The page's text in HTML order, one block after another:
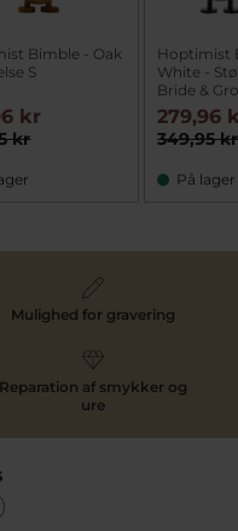
Bimble - Oak
S
kr
kr
Hoptimist
White -
Bride &
349,95 kr
279,96
På lager
Mulighed for gravering
Reparation af smykker og
ure